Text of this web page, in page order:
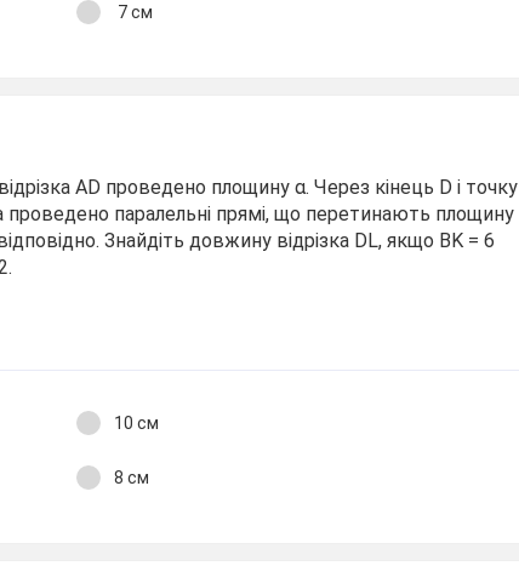
7 см
AD проведено площину α. Через кінець D і точку
проведено паралельні прямі, що перетинають площину
Знайдіть довжину відрізка DL, якщо ВK = 6
10 см
8 см